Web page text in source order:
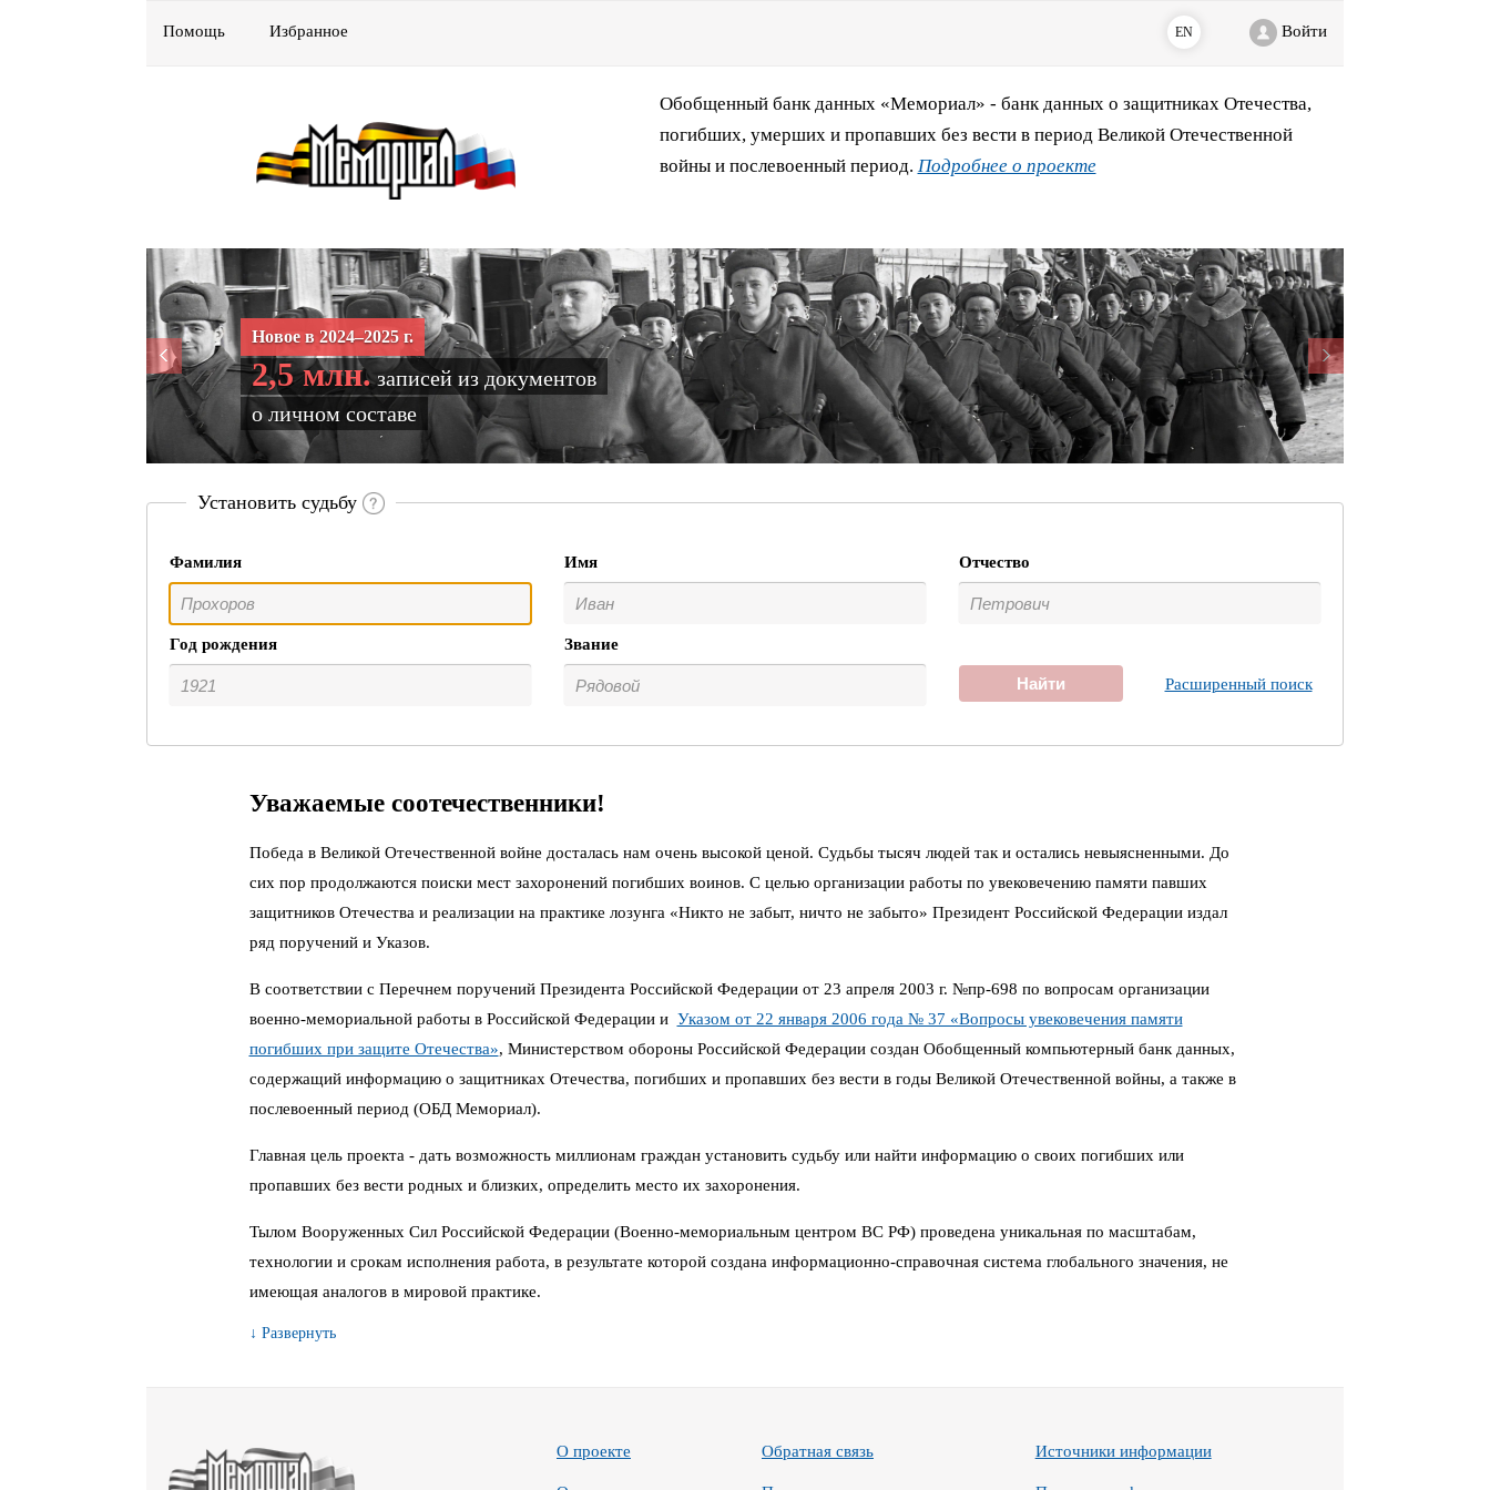
Помощь Избранное EN Войти
Обобщенный банк данных «Мемориал» - банк данных о защитниках Отечества,
погибших, умерших и пропавших без вести в период Великой Отечественной
войны и послевоенный период. Подробнее о проекте
Новое в 2024–2025 г.
2,5 млн.записей из документов
о личном составе
Установить судьбу
Фамилия Имя Отчество
Год рождения Звание
Найти Расширенный поиск
Уважаемые соотечественники!
Победа в Великой Отечественной войне досталась нам очень высокой ценой. Судьбы тысяч людей так и остались невыясненными. До
сих пор продолжаются поиски мест захоронений погибших воинов. С целью организации работы по увековечению памяти павших
защитников Отечества и реализации на практике лозунга «Никто не забыт, ничто не забыто» Президент Российской Федерации издал
ряд поручений и Указов.
В соответствии с Перечнем поручений Президента Российской Федерации от 23 апреля 2003 г. №пр-698 по вопросам организации
военно-мемориальной работы в Российской Федерации и Указом от 22 января 2006 года № 37 «Вопросы увековечения памяти
погибших при защите Отечества», Министерством обороны Российской Федерации создан Обобщенный компьютерный банк данных,
содержащий информацию о защитниках Отечества, погибших и пропавших без вести в годы Великой Отечественной войны, а также в
послевоенный период (ОБД Мемориал).
Главная цель проекта - дать возможность миллионам граждан установить судьбу или найти информацию о своих погибших или
пропавших без вести родных и близких, определить место их захоронения.
Тылом Вооруженных Сил Российской Федерации (Военно-мемориальным центром ВС РФ) проведена уникальная по масштабам,
технологии и срокам исполнения работа, в результате которой создана информационно-справочная система глобального значения, не
имеющая аналогов в мировой практике.
↓ Развернуть
О проекте Обратная связь Источники информации